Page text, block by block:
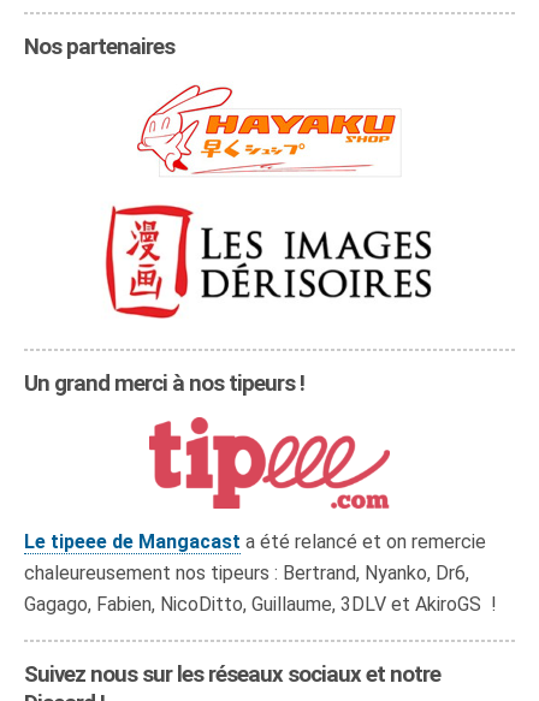
Nos partenaires
Un grand merci à nos tipeurs !
Le tipeee de Mangacast a été relancé et on remercie
chaleureusement nos tipeurs : Bertrand, Nyanko, Dr6,
Gagago, Fabien, NicoDitto, Guillaume, 3DLV et AkiroGS !
Suivez nous sur les réseaux sociaux et notre